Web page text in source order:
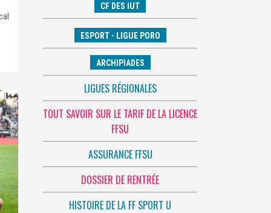
CF DES IUT
ESPORT - LIGUE PORO
ARCHIPIADES
LIGUES RÉGIONALES
TOUT SAVOIR SUR LE TARIF DE LA LICENCE
FFSU
ASSURANCE FFSU
DOSSIER DE RENTRÉE
HISTOIRE DE LA FF SPORT U